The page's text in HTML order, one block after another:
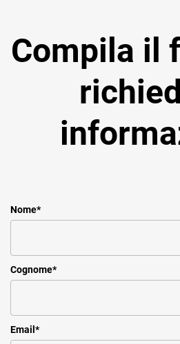
Compila il
Nome*
Cognome*
Email *